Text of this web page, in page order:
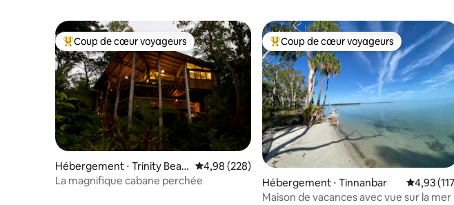
Coups de cœur voyageurs les plus appréciés
Coup de cœur voyageurs
Hébergement ⋅ Trinity Beac
h
Évaluation moyenne sur la base de 228 commentaires
4,98 (228)
La magnifique cabane perchée
Coups de cœur voyageurs les plus
Coup de cœur voyageurs
Hébergement ⋅ Tinnanbar
4,93
Maison de vacances avec vue sur la mer